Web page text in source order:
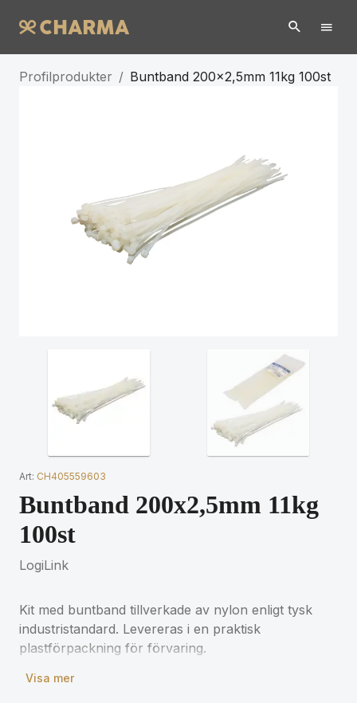
Profilprodukter / Buntband 200x2,5mm 11kg 100st
Art: CH405559603
Buntband 200x2,5mm 11kg
100st
LogiLink
Kit med buntband tillverkade av nylon enligt tysk
industristandard. Levereras i en praktisk
plastförpackning för förvaring.
- Buntband av hög kvalitet
Visa mer